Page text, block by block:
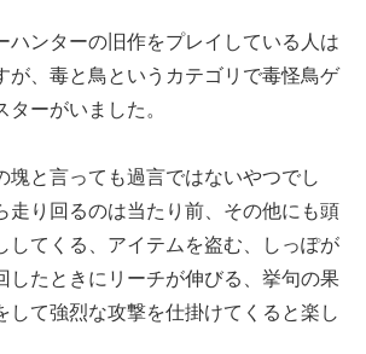
ハンターの旧作をプレイしている人は
が、毒と鳥というカテゴリで毒怪鳥ゲ
ターがいました。
塊と言っても過言ではないやつでし
走り回るのは当たり前、その他にも頭
してくる、アイテムを盗む、しっぽが
したときにリーチが伸びる、挙句の果
して強烈な攻撃を仕掛けてくると楽し